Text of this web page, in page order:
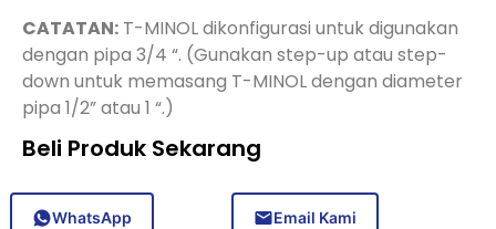
CATATAN: T-MINOL dikonfigurasi untuk digunakan
dengan pipa 3/4 “. (Gunakan step-up atau step-
down untuk memasang T-MINOL dengan diameter
pipa 1/2” atau 1 “.)
Beli Produk Sekarang
WhatsApp Email Kami